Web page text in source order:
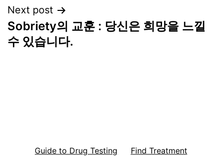
Next post
Sobriety의 교훈 : 당신은 희망을 느낄
수 있습니다.
Guide to Drug Testing Find Treatment